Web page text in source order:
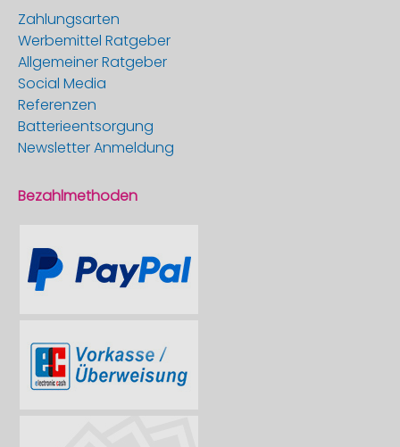
Zahlungsarten
Werbemittel Ratgeber
Allgemeiner Ratgeber
Social Media
Referenzen
Batterieentsorgung
Newsletter Anmeldung
Bezahlmethoden